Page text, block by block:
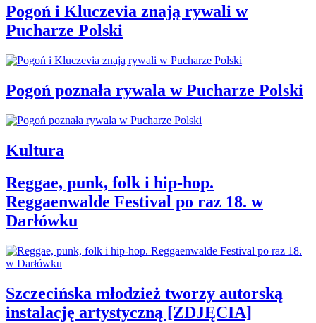
Pogoń i Kluczevia znają rywali w
Pucharze Polski
Pogoń poznała rywala w Pucharze Polski
Kultura
Reggae, punk, folk i hip-hop.
Reggaenwalde Festival po raz 18. w
Darłówku
Szczecińska młodzież tworzy autorską
instalację artystyczną [ZDJĘCIA]